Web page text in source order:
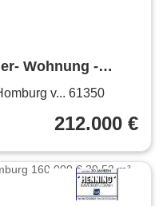
Wohnung -
v... 61350
212.000 €